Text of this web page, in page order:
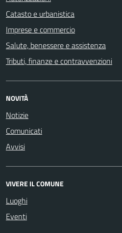
Catasto e urbanistica
Imprese e commercio
Salute, benessere e assistenza
Tributi, finanze e contravvenzioni
NOVITÀ
Notizie
Comunicati
Avvisi
VIVERE IL COMUNE
Luoghi
Eventi